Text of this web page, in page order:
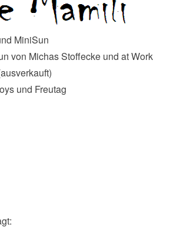
MiniSun
von Michas Stoffecke und at Work
und Freutag